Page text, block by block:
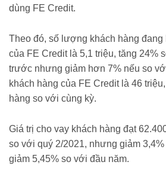
dùng FE Credit.
Theo đó, số lượng khách hàng đang
của FE Credit là 5,1 triệu, tăng 24%
trước nhưng giảm hơn 7% nếu so
khách hàng của FE Credit là 46
hàng so với cùng kỳ.
Giá trị cho vay khách hàng đạt
so với quý 2/2021, nhưng giảm
giảm 5,45% so với đầu năm.